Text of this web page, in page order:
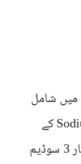
شامل
ہوتا ہے اور پھر Sodium-Potassium ATPase Pump کے
ذریعے خلیوں کے اندر منتقل ہوتا ہے۔ یہ پمپ ہر بار 3 سوڈیم